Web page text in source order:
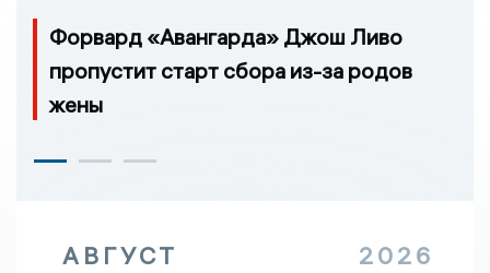
Форвард «Авангарда» Джош Ливо
пропустит старт сбора из-за родов
жены
АВГУСТ 2026